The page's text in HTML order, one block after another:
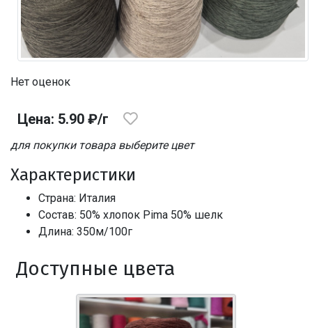
Нет оценок
Цена: 5.90 ₽/г
для покупки товара выберите цвет
Характеристики
Страна: Италия
Состав: 50% хлопок Pima 50% шелк
Длина: 350м/100г
Доступные цвета